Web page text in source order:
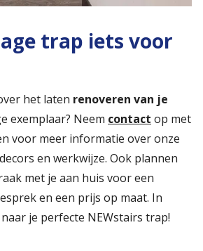
trap iets voor
het laten renoveren van je
exemplaar? Neem contact op met
voor meer informatie over onze
en werkwijze. Ook plannen
met je aan huis voor een
en een prijs op maat. In
naar je perfecte NEWstairs trap!